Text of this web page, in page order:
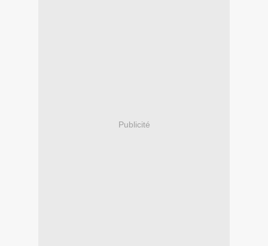
Publicité